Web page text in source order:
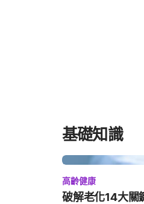
基礎知識
高齡健康
破解老化14大關